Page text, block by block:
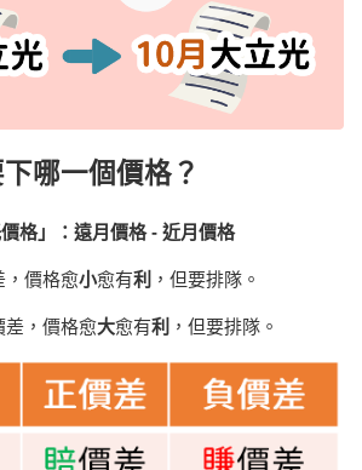
哪一個價格？
格」：遠月價格 - 近月價格
，價格愈小愈有利 ，但要排隊。
差，價格愈大愈有利 ，但要排隊。